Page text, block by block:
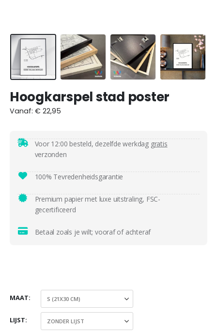
Hoogkarspel stad poster
Vanaf: € 22,95
Voor 12:00 besteld, dezelfde werkdag gratis
verzonden
100% Tevredenheidsgarantie
Premium papier met luxe uitstraling, FSC-
gecertificeerd
Betaal zoals je wilt; vooraf of achteraf
MAAT
LIJST